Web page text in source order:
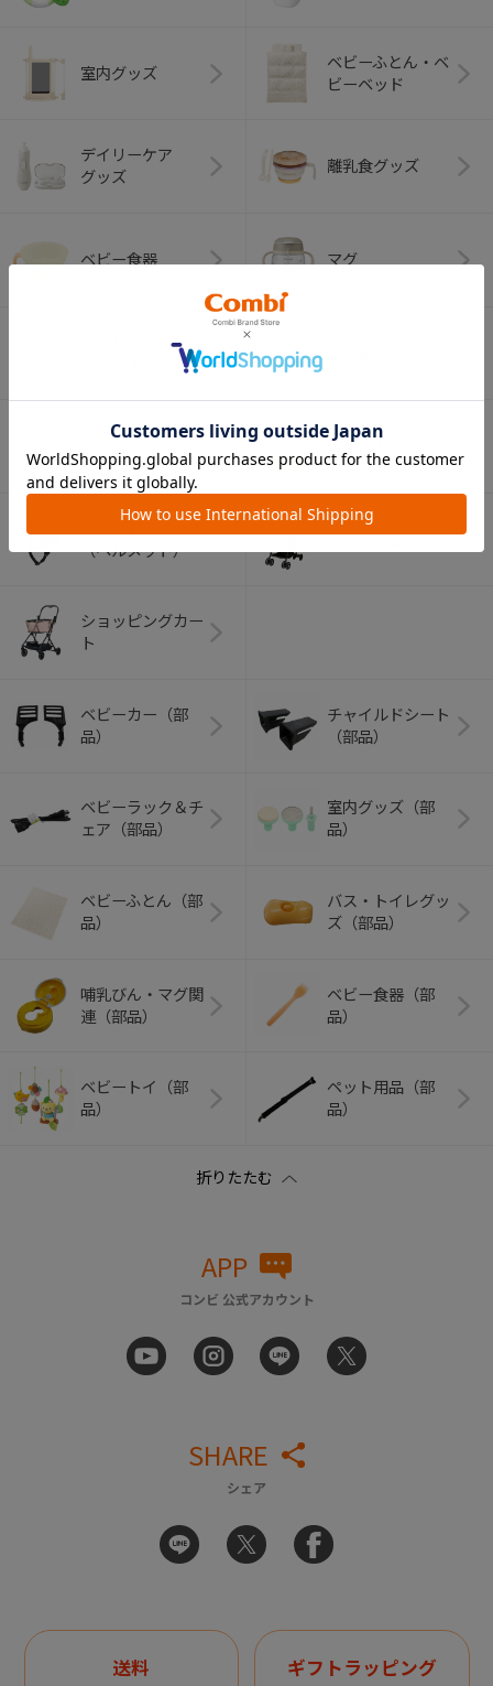
室内グッズ
ベビーふとん・ベ
ビーベッド
デイリーケア
グッズ
離乳食グッズ
ベビー食器 マグ
おはし・スプー
オーラルケア
（お口のケア）
ベビートイ
（ヘルメット）
ペット用品
ショッピングカー
ト
ベビーカー（部
品）
チャイルドシート
（部品）
ベビーラック＆チ
ェア（部品）
室内グッズ（部
品）
ベビーふとん（部
品）
バス・トイレグッ
ズ（部品）
哺乳びん・マグ関
連（部品）
ベビー食器（部
品）
ベビートイ（部
品）
ペット用品（部
品）
APP
コンビ 公式アカウント
SHARE
シェア
送料 ギフトラッピング